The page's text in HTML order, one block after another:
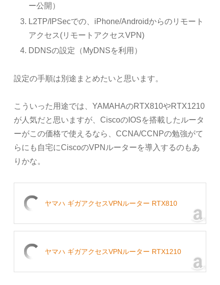
ー公開）
L2TP/IPSecでの、iPhone/Androidからのリモート
アクセス(リモートアクセスVPN)
DDNSの設定（MyDNSを利用）
設定の手順は別途まとめたいと思います。
こういった用途では、YAMAHAのRTX810やRTX1210
が人気だと思いますが、CiscoのIOSを搭載したルータ
ーがこの価格で使えるなら、CCNA/CCNPの勉強がて
らにも自宅にCiscoのVPNルーターを導入するのもあ
りかな。
ヤマハ ギガアクセスVPNルーター RTX810
ヤマハ ギガアクセスVPNルーター RTX1210